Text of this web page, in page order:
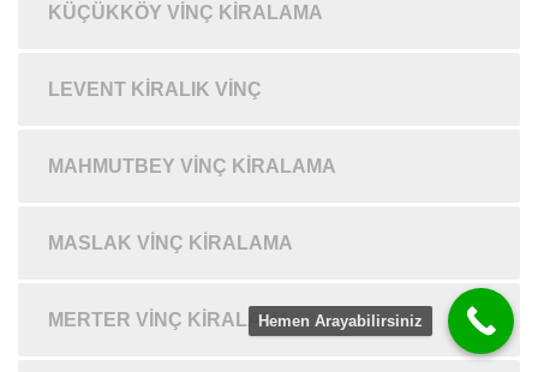
KÜÇÜKKÖY VINÇ KIRALAMA
LEVENT KIRALIK VINÇ
MAHMUTBEY VINÇ KIRALAMA
MASLAK VINÇ KIRALAMA
MERTER VINÇ KIRALAMAHemen Arayabilirsiniz